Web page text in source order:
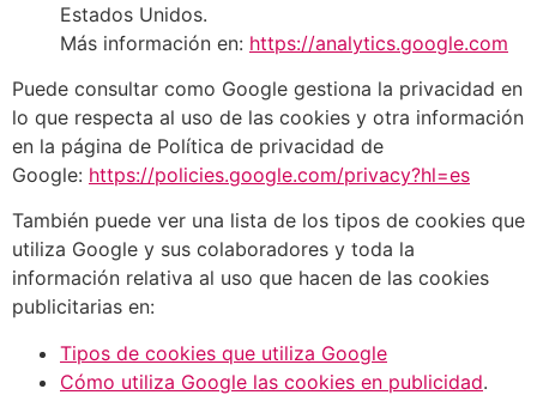
Estados Unidos.
Más información en: https://analytics.google.com
Puede consultar como Google gestiona la privacidad en
lo que respecta al uso de las cookies y otra información
en la página de Política de privacidad de
Google: https://policies.google.com/privacy?hl=es
También puede ver una lista de los tipos de cookies que
utiliza Google y sus colaboradores y toda la
información relativa al uso que hacen de las cookies
publicitarias en:
Tipos de cookies que utiliza Google
Cómo utiliza Google las cookies en publicidad.